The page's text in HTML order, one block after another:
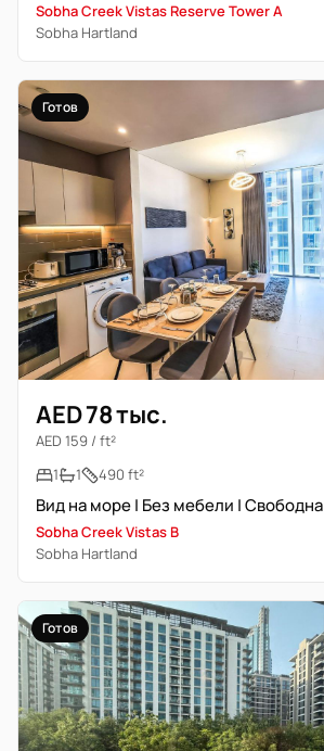
Sobha Creek Vistas Reserve Tower A
Sobha Hartland
Готов
AED 78 тыс.
AED 159 / ft²
1
1 490 ft²
Вид на море | Без мебели | Свободна
Sobha Creek Vistas B
Sobha Hartland
Готов